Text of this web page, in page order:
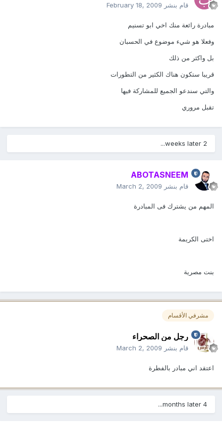
قام بنشر February 18, 2009
مبادرة رائعة منك اخي ابو تسنيم
وفعلا هو شيء موضوع في الحسبان
بل واكثر من ذلك
قريبا ستكون هناك الكثير من التطورات
والتي سندعو الجميع للمشاركة فيها
تقبل مروري
2 weeks later...
ABOTASNEEM
قام بنشر March 2, 2009
المهم من يشترك فى المبادرة
اختى الكريمة
بنت مصرية
مشرفي الأقسام
رجل من الصحراء
قام بنشر March 2, 2009
اعتقد اني مبادر بالفطرة
4 months later...